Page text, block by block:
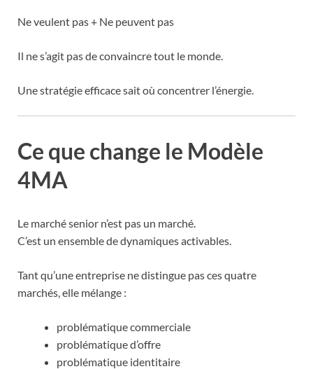
Ne veulent pas + Ne peuvent pas
Il ne s’agit pas de convaincre tout le monde.
Une stratégie efficace sait où concentrer l’énergie.
Ce que change le Modèle
4MA
Le marché senior n’est pas un marché.
C’est un ensemble de dynamiques activables.
Tant qu’une entreprise ne distingue pas ces quatre
marchés, elle mélange :
problématique commerciale
problématique d’offre
problématique identitaire